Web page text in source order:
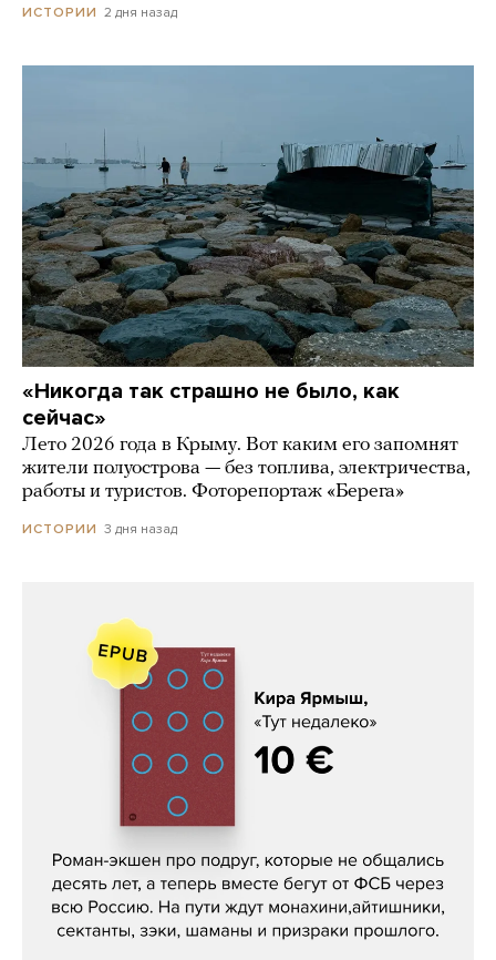
ИСТОРИИ 2 дня назад
«Никогда так страшно не было, как
сейчас»
Лето 2026 года в Крыму. Вот каким его запомнят
жители полуострова — без топлива, электричества,
работы и туристов. Фоторепортаж «Берега»
ИСТОРИИ 3 дня назад
Кира Ярмыш, «Тут недалеко»